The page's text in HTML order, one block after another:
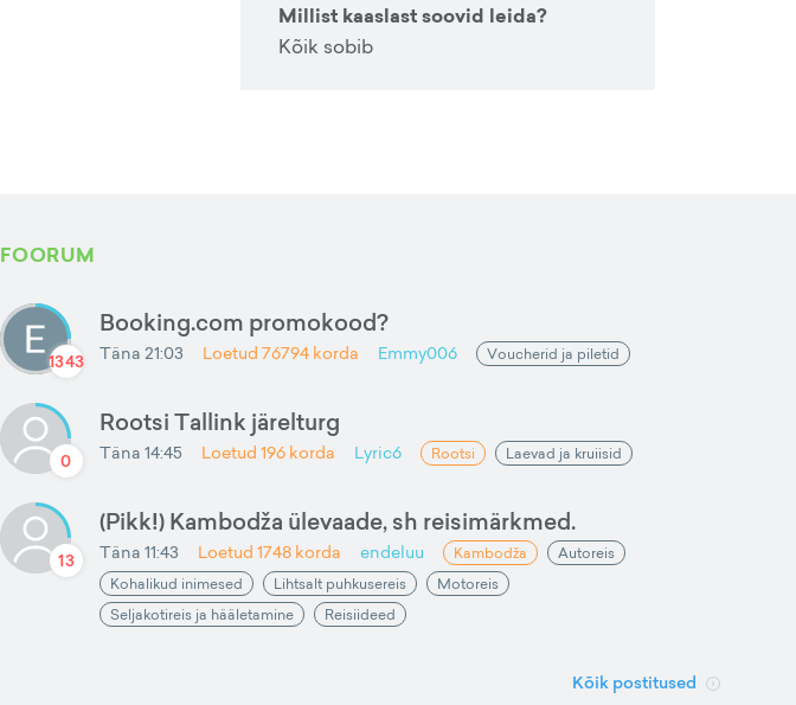
Millist kaaslast soovid leida?
Kõik sobib
FOORUM
1343
Booking.com promokood?
Täna 21:03 Loetud 76794 korda Emmy006 Voucherid ja piletid
0
Rootsi Tallink järelturg
Täna 14:45 Loetud 196 korda Lyric6 Rootsi Laevad ja kruiisid
13
(Pikk!) Kambodža ülevaade, sh reisimärkmed.
Täna 11:43 Loetud 1748 korda endeluu Kambodža
Autoreis
Kohalikud inimesed
Lihtsalt puhkusereis
Motoreis
Seljakotireis ja hääletamine
Reisiideed
Kõik postitused